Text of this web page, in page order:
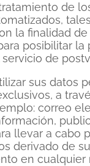
de
la finalidad
posibilitar
de
sus datos
a
correo
llevar a cabo
derivado de
en cualquier